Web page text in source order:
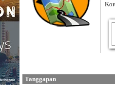
Tanggapan